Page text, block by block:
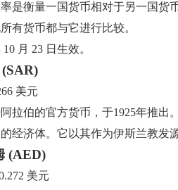
是衡量一国货币相对于另一国
有货币都与它进行比较。
月 23 日生效。
美元
拉伯的官方货币，于1925年推
经济体。它以其作为伊斯兰教发
(AED)
美元